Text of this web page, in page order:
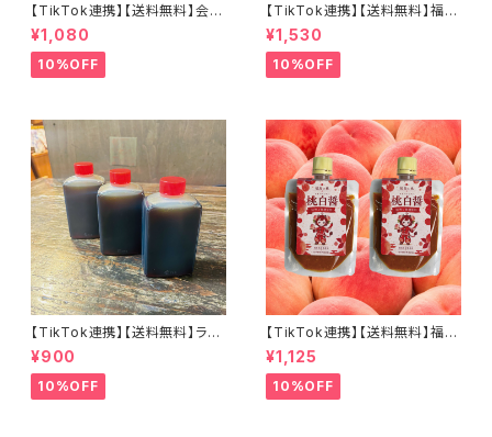
【TikTok連携】【送料無料】会津
山塩ラーメン 喜多方ラーメン 西
会津味噌ラーメン 会津三大ラー
メン3食セット
¥1,080
10%OFF
【TikTok連携】【送料無料】福島
の桃、そのまま。 すぅもも×4個
セット とろ～り濃密 常温保存
可能
¥1,530
10%OFF
【TikTok連携】【送料無料】ラー
メン屋が作る本物のチャーシュ
ー専用だれ３個セット（８０ｃｃ×
３個）焼き豚 煮豚 焼き肉 和風
こだわり素材 肉用ソース ステー
¥900
10%OFF
【TikTok連携】【送料無料】福島
の桃 桃白醤 麻辣万能調味料2
個セット 無添加 化学調味料不
使用 麻辣湯 中華料理 万能調味
料 会津ブランド館 福島県産桃
¥1,125
10%OFF